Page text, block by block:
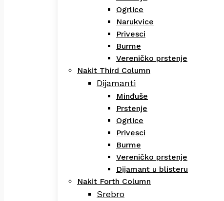
Ogrlice
Narukvice
Privesci
Burme
Vereničko prstenje
Nakit Third Column
Dijamanti
Minđuše
Prstenje
Ogrlice
Privesci
Burme
Vereničko prstenje
Dijamant u blisteru
Nakit Forth Column
Srebro